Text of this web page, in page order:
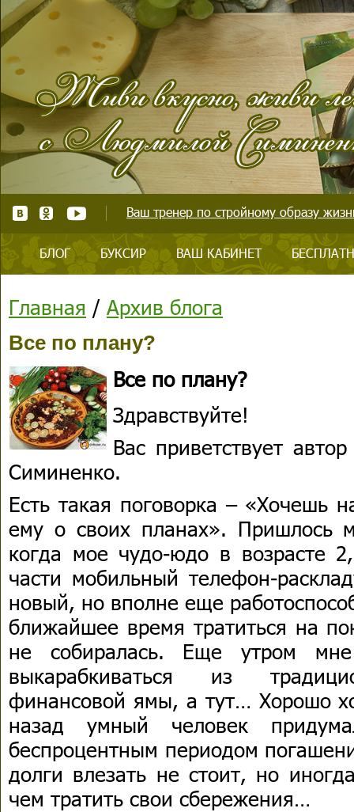
Ваш тренер по стройному образу
БЛОГ БУКСИР ВАШ КАБИНЕТ
Главная / Архив блога
Все по плану?
Все по плану?
Здравствуйте!
Вас приветствует
Симиненко.
Есть такая поговорка – «Хочешь
ему о своих планах». Пришлось
когда мое чудо-юдо в возрасте
части мобильный телефон-
новый, но вполне еще
ближайшее время тратиться на
не собиралась. Еще утром
выкарабкиваться из
финансовой ямы, а тут… Хорошо
назад умный человек
беспроцентным периодом
долги влезать не стоит, но
чем тратить свои сбережения…